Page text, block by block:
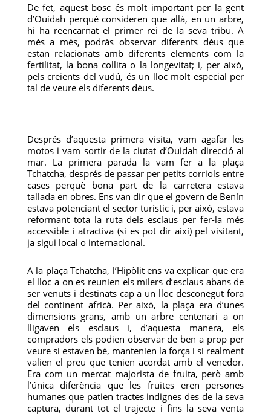
De fet, aquest bosc és molt important per la gent
d’Ouidah perquè consideren que allà, en un arbre,
hi ha reencarnat el primer rei de la seva tribu. A
més a més, podràs observar diferents déus que
estan relacionats amb diferents elements com la
fertilitat, la bona collita o la longevitat; i, per això,
pels creients del vudú, és un lloc molt especial per
tal de veure els diferents déus.
Després d’aquesta primera visita, vam agafar les
motos i vam sortir de la ciutat d’Ouidah direcció al
mar. La primera parada la vam fer a la plaça
Tchatcha, després de passar per petits corriols entre
cases perquè bona part de la carretera estava
tallada en obres. Ens van dir que el govern de Benín
estava potenciant el sector turístic i, per això, estava
reformant tota la ruta dels esclaus per fer-la més
accessible i atractiva (si es pot dir així) pel visitant,
ja sigui local o internacional.
A la plaça Tchatcha, l’Hipòlit ens va explicar que era
el lloc a on es reunien els milers d’esclaus abans de
ser venuts i destinats cap a un lloc desconegut fora
del continent africà. Per això, la plaça era d’unes
dimensions grans, amb un arbre centenari a on
lligaven els esclaus i, d’aquesta manera, els
compradors els podien observar de ben a prop per
veure si estaven bé, mantenien la força i si realment
valien el preu que tenien acordat amb el venedor.
Era com un mercat majorista de fruita, però amb
l’única diferència que les fruites eren persones
humanes que patien tractes indignes des de la seva
captura, durant tot el trajecte i fins la seva venta